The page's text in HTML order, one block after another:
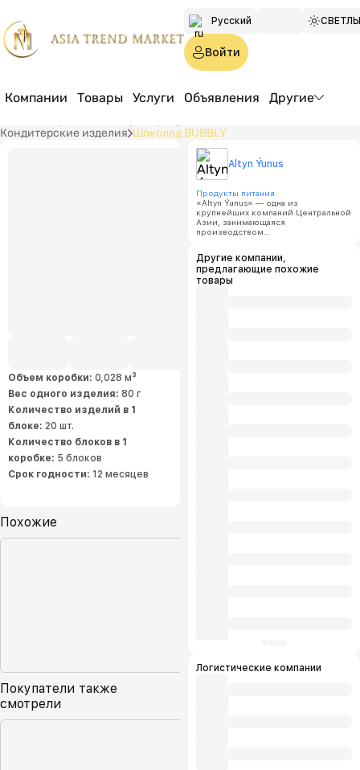
Русский
Türkmen
English
Войти
Компании Товары Услуги Объявления Другие
Кондитерские изделия Шоколад BUBBLY
Объем коробки: 0,028 м³
Вес одного изделия: 80 г
Количество изделий в 1
блоке: 20 шт.
Количество блоков в 1
коробке: 5 блоков
Срок годности: 12 месяцев
Похожие
Покупатели также
смотрели
Altyn Ýunus
Продукты питания
«Altyn Ýunus» — одна из
крупнейших компаний Центральной
Азии, занимающаяся
производством
производится из экологически
чистого сырья с использованием
натуральных добавок и
Другие компании,
предлагающие похожие
товары
Логистические компании